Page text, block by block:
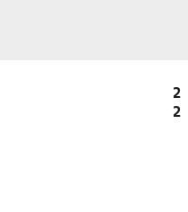
2
2